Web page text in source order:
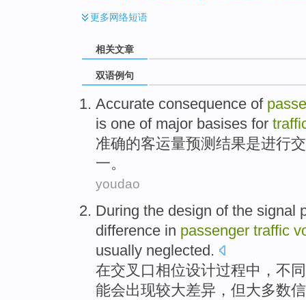
更多网络短语
相关文章
双语例句
Accurate consequence of
is one of major basises for
准确的客运量预测结果是进行
一。
youdao
During the design of the signal
difference in passenger traffic
usually neglected.
在交叉口相位设计过程中， 不同
能会出现较大差异，但大多数